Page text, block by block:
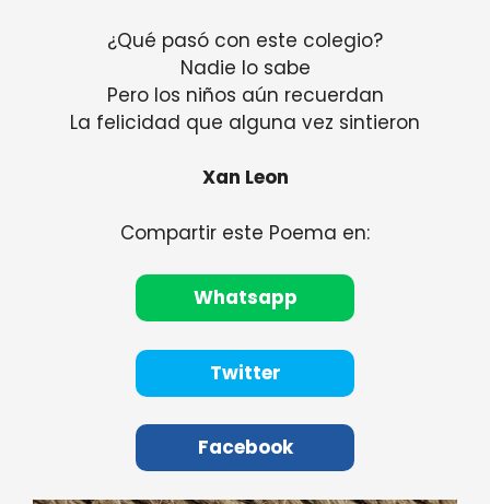
¿Qué pasó con este colegio?
Nadie lo sabe
Pero los niños aún recuerdan
La felicidad que alguna vez sintieron
Xan Leon
Compartir este Poema en:
Whatsapp
Twitter
Facebook